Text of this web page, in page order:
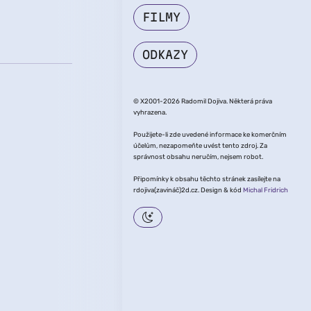
FILMY
ODKAZY
© X2001-2026 Radomil Dojiva. Některá práva
vyhrazena.
Použijete-li zde uvedené informace ke komerčním
účelům, nezapomeňte uvést tento zdroj. Za
správnost obsahu neručím, nejsem robot.
Připomínky k obsahu těchto stránek zasílejte na
rdojiva(zavináč)2d.cz. Design & kód Michal Fridrich